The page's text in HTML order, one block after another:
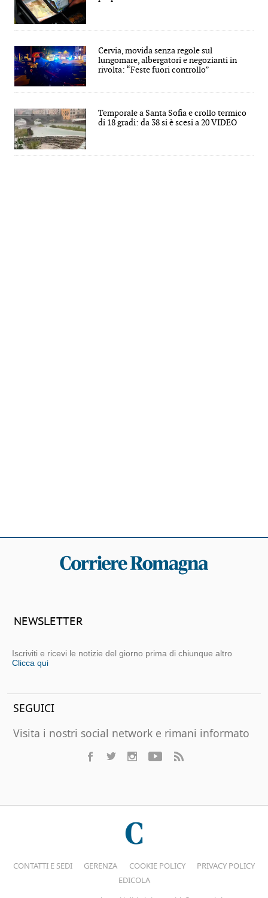
Cervia, movida senza regole sul
lungomare, albergatori e negozianti in
rivolta: “Feste fuori controllo”
Temporale a Santa Sofia e crollo termico
di 18 gradi: da 38 si è scesi a 20 VIDEO
NEWSLETTER
Iscriviti e ricevi le notizie del giorno prima di chiunque altro
Clicca qui
SEGUICI
Visita i nostri social network e rimani informato
CONTATTI E SEDI GERENZA COOKIE POLICY
PRIVACY POLICY
EDICOLA